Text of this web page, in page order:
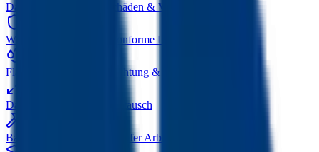
Dachreparaturen Sturmschäden & Verschleiß
Wärmedämmung GEG-konforme Dämmung
Flachdachsanierung Abdichtung & Sanierung
Dachfenster Einbau & Austausch
Bauklempnerei Zink & Kupfer Arbeiten